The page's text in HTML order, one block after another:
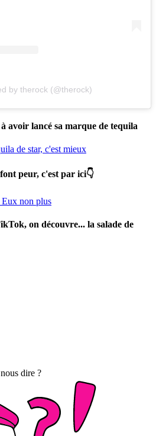
by therock (@therock)
avoir lancé sa marque de tequila
de star, c'est mieux
peur, c'est par ici👇
Eux non plus
on découvre... la salade de
dire ?